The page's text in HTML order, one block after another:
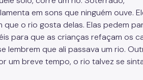
em sons que ninguém ouve.
o rio gosta delas. Elas pedem
para que as crianças refaçam os
lembrem que ali passava um rio.
um breve tempo, o rio talvez se